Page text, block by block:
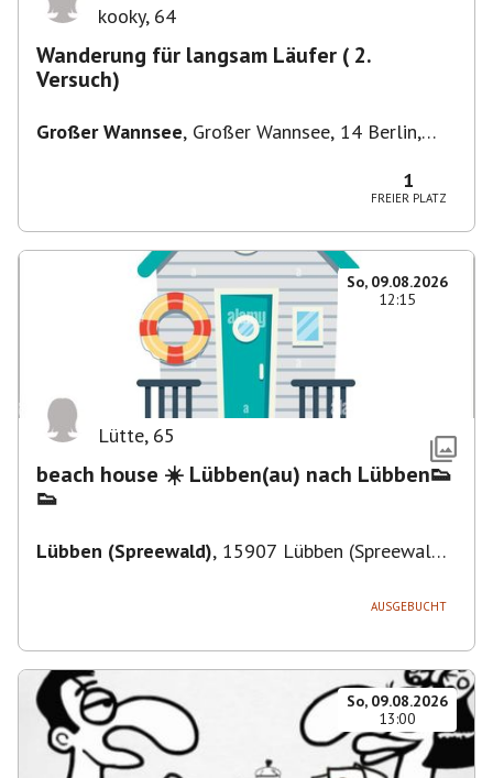
kooky, 64
Wanderung für langsam Läufer ( 2.
Versuch)
Großer Wannsee, Großer Wannsee, 14 Berlin,
1
FREIER PLATZ
So, 09.08.2026
12:15
Lütte, 65
beach house ☀️ Lübben(au) nach Lübben👟
👟
Lübben (Spreewald), 15907 Lübben (Spreewald),
AUSGEBUCHT
So, 09.08.2026
13:00